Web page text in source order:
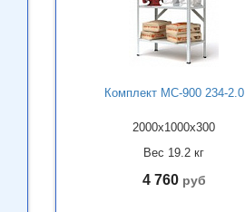
Комплект МС-900 234-2.0
2000x1000x300
Вес 19.2 кг
4 760 руб